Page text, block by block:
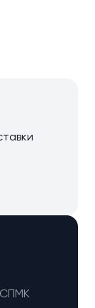
СПМК